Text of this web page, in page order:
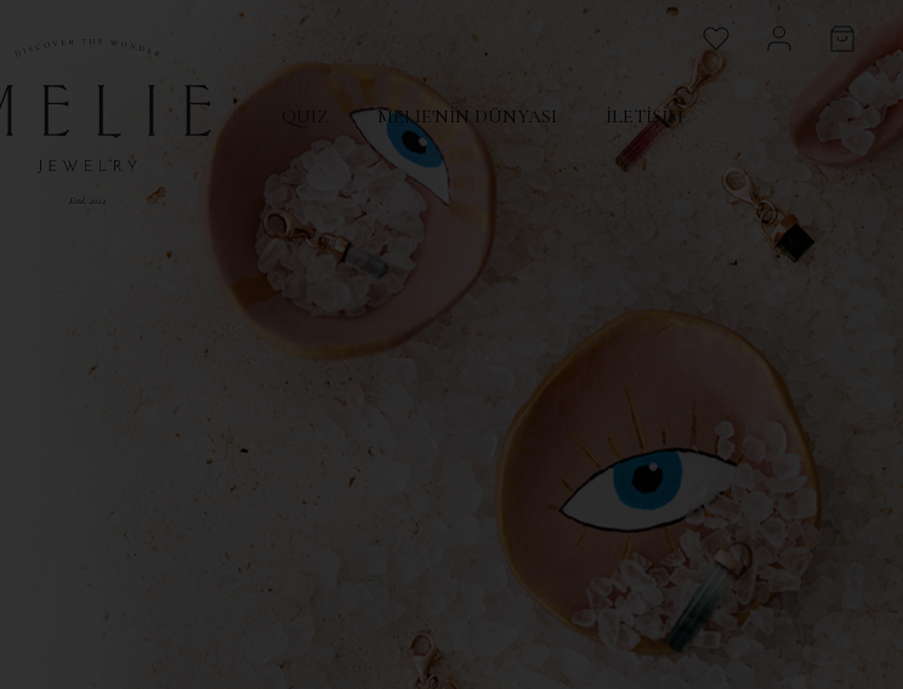
QUIZ MELIE'NİN DÜNYASI İLETİŞİM